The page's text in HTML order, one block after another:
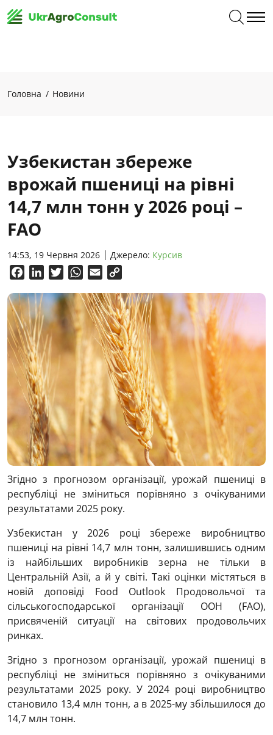
Головна Новини
Узбекистан збереже
врожай пшениці на рівні
14,7 млн тонн у 2026 році –
FAO
14:53, 19 Червня 2026 Джерело: Курсив
FacebookLinkedInTwitterWhatsApp
Email
Згідно з прогнозом організації, урожай пшениці в
республіці не зміниться порівняно з очікуваними
результатами 2025 року.
Узбекистан у 2026 році збереже виробництво
пшениці на рівні 14,7 млн тонн, залишившись одним
із найбільших виробників зерна не тільки в
Центральній Азії, а й у світі. Такі оцінки містяться в
новій доповіді Food Outlook Продовольчої та
сільськогосподарської організації ООН (FAO),
присвяченій ситуації на світових продовольчих
ринках.
Згідно з прогнозом організації, урожай пшениці в
республіці не зміниться порівняно з очікуваними
результатами 2025 року. У 2024 році виробництво
становило 13,4 млн тонн, а в 2025-му збільшилося до
14,7 млн тонн.